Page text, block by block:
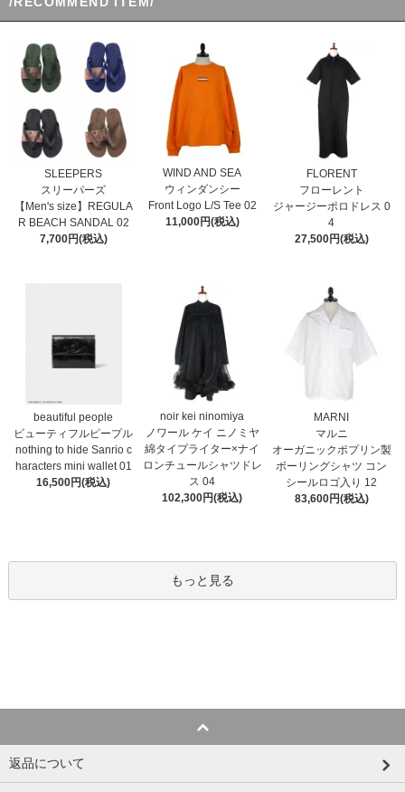
SLEEPERS
スリーパーズ
【Men's size】REGULA
R BEACH SANDAL 02
7,700円(税込)
WIND AND SEA
ウィンダンシー
Front Logo L/S Tee 02
11,000円(税込)
FLORENT
フローレント
ジャージーポロドレス 0
4
27,500円(税込)
beautiful people
ビューティフルピープル
nothing to hide Sanrio c
haracters mini wallet⁠ 01
16,500円(税込)
noir kei ninomiya
ノワール ケイ ニノミヤ
綿タイプライター×ナイ
ロンチュールシャツドレ
ス 04
102,300円(税込)
MARNI
マルニ
オーガニックポプリン製
ボーリングシャツ コン
シールロゴ入り 12
83,600円(税込)
もっと見る
返品について